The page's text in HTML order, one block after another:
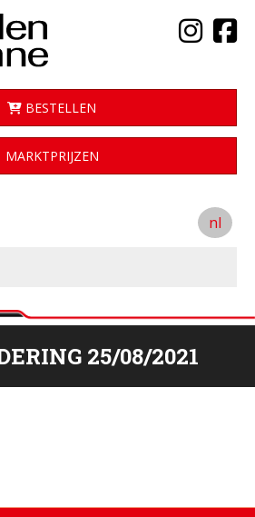
BESTELLEN
MARKTPRIJZEN
nl
25/08/2021